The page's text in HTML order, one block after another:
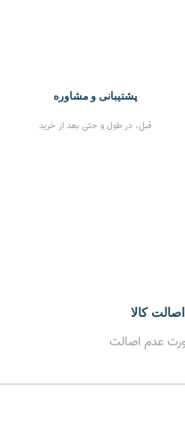
پشتیبانی و مشاوره
قبل، در طول و حتی بعد از خرید
کالا
عدم اصالت